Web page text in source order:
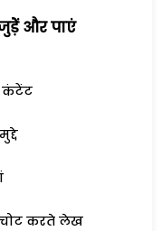
और पाएं
कंटेंट
करते लेख